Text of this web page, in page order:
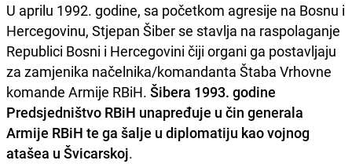
U aprilu 1992. godine, sa početkom agresije na Bosnu i
Hercegovinu, Stjepan Šiber se stavlja na raspolaganje
Republici Bosni i Hercegovini čiji organi ga postavljaju
za zamjenika načelnika/komandanta Štaba Vrhovne
komande Armije RBiH. Šibera 1993. godine
Predsjedništvo RBiH unapređuje u čin generala
Armije RBiH te ga šalje u diplomatiju kao vojnog
atašea u Švicarskoj.